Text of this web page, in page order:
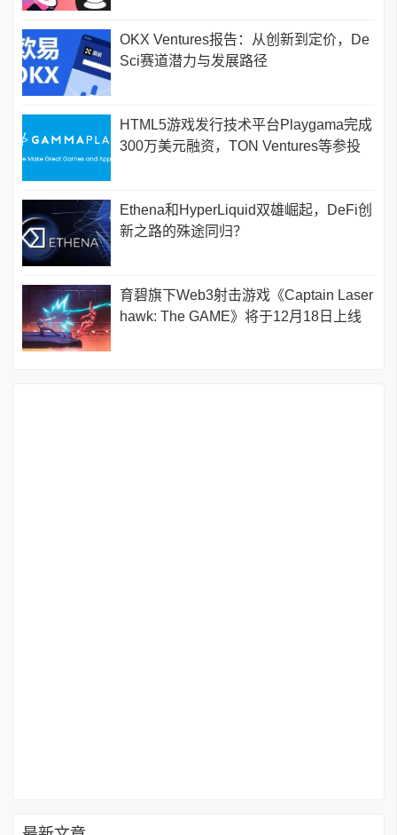
OKX Ventures报告：从创新到定价，De
Sci赛道潜力与发展路径
HTML5游戏发行技术平台Playgama完成
300万美元融资，TON Ventures等参投
Ethena和HyperLiquid双雄崛起，DeFi创
新之路的殊途同归？
育碧旗下Web3射击游戏《Captain Laser
hawk: The GAME》将于12月18日上线